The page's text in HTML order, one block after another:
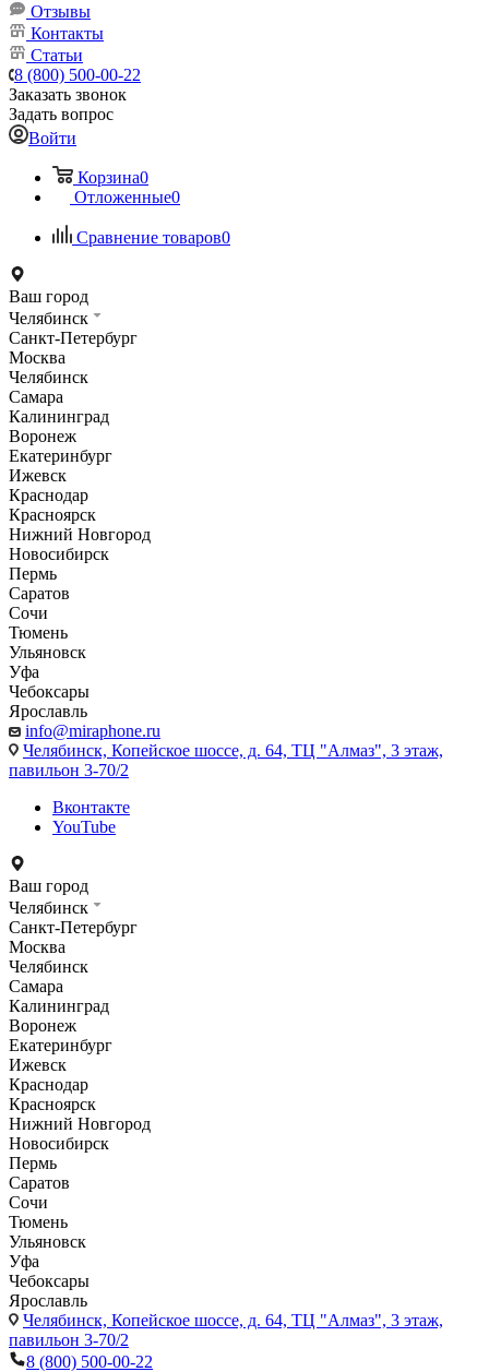
Отзывы
Контакты
Статьи
8 (800) 500-00-22
Заказать звонок
Задать вопрос
Войти
Корзина0
Отложенные0
Сравнение товаров0
Ваш город
Челябинск
Санкт-Петербург
Москва
Челябинск
Самара
Калининград
Воронеж
Екатеринбург
Ижевск
Краснодар
Красноярск
Нижний Новгород
Новосибирск
Пермь
Саратов
Сочи
Тюмень
Ульяновск
Уфа
Чебоксары
Ярославль
info@miraphone.ru
Челябинск, Копейское шоссе, д. 64, ТЦ "Алмаз", 3 этаж,
павильон 3-70/2
Вконтакте
YouTube
Ваш город
Челябинск
Санкт-Петербург
Москва
Челябинск
Самара
Калининград
Воронеж
Екатеринбург
Ижевск
Краснодар
Красноярск
Нижний Новгород
Новосибирск
Пермь
Саратов
Сочи
Тюмень
Ульяновск
Уфа
Чебоксары
Ярославль
Челябинск, Копейское шоссе, д. 64, ТЦ "Алмаз", 3 этаж,
павильон 3-70/2
8 (800) 500-00-22